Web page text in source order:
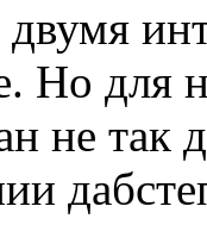
двумя
Но для
не